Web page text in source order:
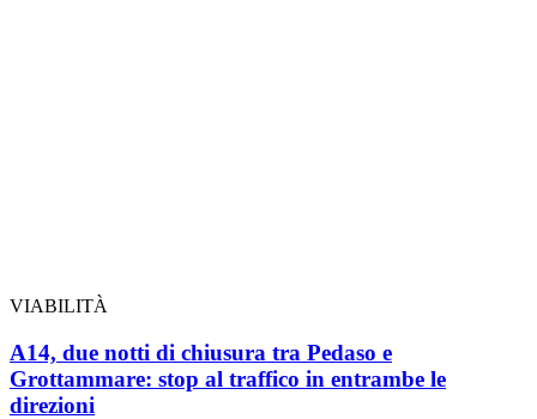
VIABILITÀ
A14, due notti di chiusura tra Pedaso e
Grottammare: stop al traffico in entrambe le
direzioni